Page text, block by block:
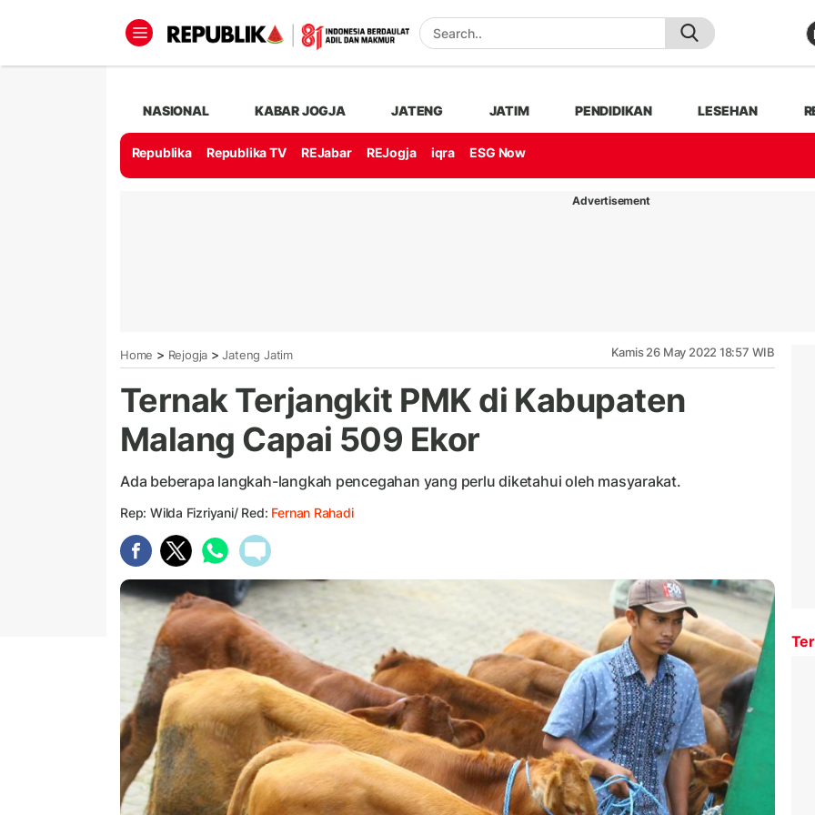
NASIONAL KABAR JOGJA JATENG JATIM PENDIDIKAN LESEHAN
Republika Republika TV REJabar REJogja iqra ESG Now
Advertisement
Home > Rejogja > Jateng Jatim Kamis 26 May 2022 18:57 WIB
Ternak Terjangkit PMK di Kabupaten
Malang Capai 509 Ekor
Ada beberapa langkah-langkah pencegahan yang perlu diketahui oleh masyarakat.
Rep: Wilda Fizriyani/ Red: Fernan Rahadi